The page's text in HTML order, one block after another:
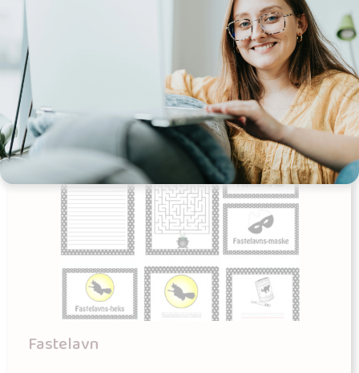
Fastelavn